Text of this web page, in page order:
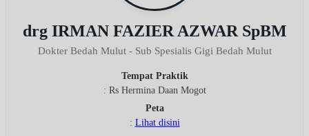
drg IRMAN FAZIER AZWAR SpBM
Dokter Bedah Mulut - Sub Spesialis Gigi Bedah Mulut
Tempat Praktik
: Rs Hermina Daan Mogot
Peta
: Lihat disini